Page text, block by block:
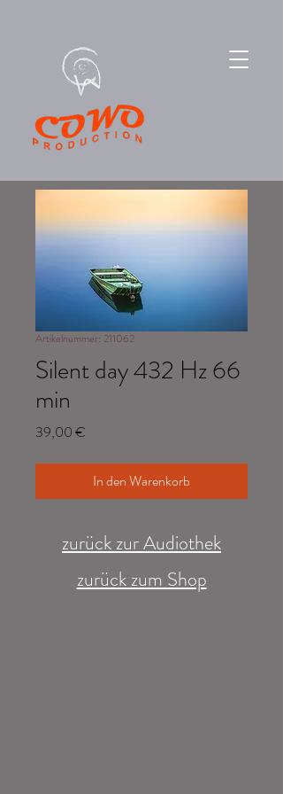
Artikelnummer: 211062
Silent day 432 Hz 66
min
39,00 €
In den Warenkorb
zurück zur Audiothek
zurück zum Shop